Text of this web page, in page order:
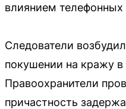
влиянием
Следователи
покушении на кражу
Правоохранители
причастность